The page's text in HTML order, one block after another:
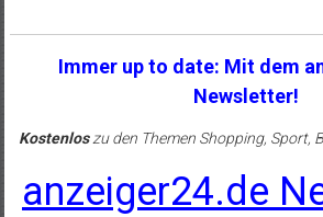
Immer up to date: Mit dem
Newsletter!
Kostenloszu den Themen Shopping, Sport,
anzeiger24.de